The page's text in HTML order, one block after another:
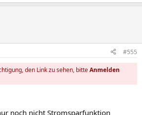
#555
den Link zu sehen, bitteAnmelden
noch nicht Stromsparfunktion